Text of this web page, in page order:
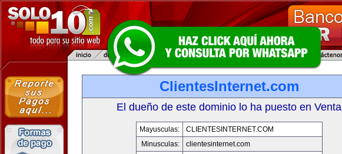
ClientesInternet.com
El dueño de este dominio lo ha puesto en Venta
Mayusculas:
CLIENTESINTERNET.COM
Minusculas:
clientesinternet.com